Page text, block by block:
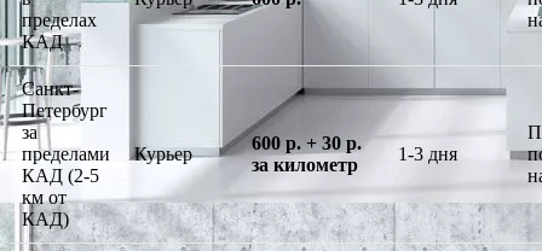
пределах
КАД
Санкт-
Петербург
за
пределами
КАД (2-5
км от
КАД)
Курьер
600 р. + 30 р.
за километр
1-3 дня